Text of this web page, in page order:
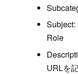
Subject:
Role
URLを